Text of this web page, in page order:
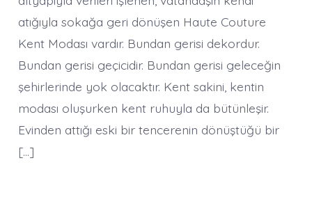
atığıyla sokağa geri dönüşen Haute Couture
Kent Modası vardır. Bundan gerisi dekordur.
Bundan gerisi geçicidir. Bundan gerisi geleceğin
şehirlerinde yok olacaktır. Kent sakini, kentin
modası oluşurken kent ruhuyla da bütünleşir.
Evinden attığı eski bir tencerenin dönüştüğü bir
[…]